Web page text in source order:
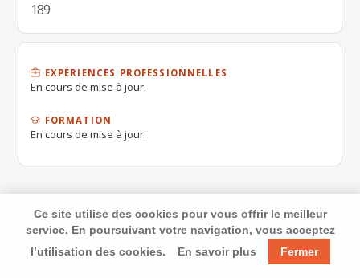
189
EXPÉRIENCES PROFESSIONNELLES
En cours de mise à jour.
FORMATION
En cours de mise à jour.
Ce site utilise des cookies pour vous offrir le meilleur
service. En poursuivant votre navigation, vous acceptez
l’utilisation des cookies.
En savoir plus Fermer